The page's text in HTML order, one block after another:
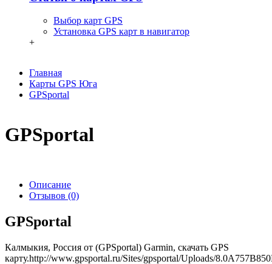
Выбор карт GPS
Установка GPS карт в навигатор
+
Главная
Карты GPS Юга
GPSportal
GPSportal
Описание
Отзывов (0)
GPSportal
Калмыкия, Россия от (GPSportal) Garmin, скачать GPS
карту.http://www.gpsportal.ru/Sites/gpsportal/Uploads/